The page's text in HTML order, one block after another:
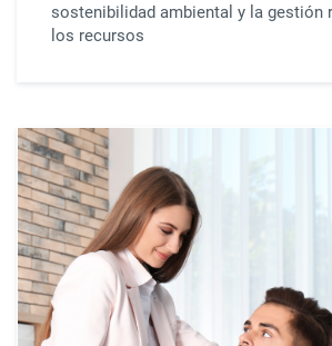
sostenibilidad ambiental y la gestión
los recursos